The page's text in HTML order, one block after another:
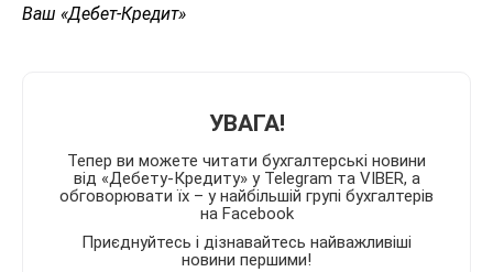
Ваш «Дебет-Кредит»
УВАГА!
Тепер ви можете читати бухгалтерські новини
від «Дебету-Кредиту» у Telegram та VIBER, а
обговорювати їх – у найбільшій групі бухгалтерів
на Facebook
Приєднуйтесь і дізнавайтесь найважливіші
новини першими!